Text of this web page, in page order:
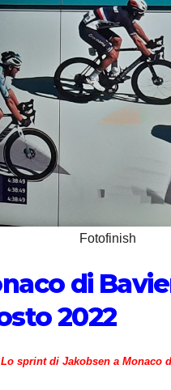
Fotofinish
di
2022
Lo sprint di Jakobsen a Monaco